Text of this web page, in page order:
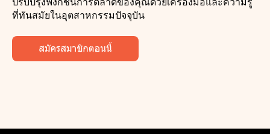
ที่ทันสมัยในอุตสาหกรรมปัจจุบัน